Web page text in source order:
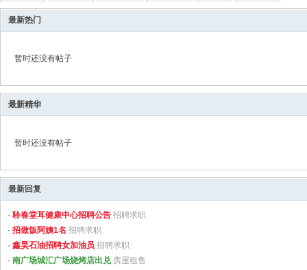
息最新热门
暂时还没有帖子
最新精华
暂时还没有帖子
最新回复
· 聆春堂耳健康中心招聘公告 招聘求职
· 招做饭阿姨1名 招聘求职
· 鑫昊石油招聘女加油员 招聘求职
· 南广场城汇广场烧烤店出兑 房屋租售